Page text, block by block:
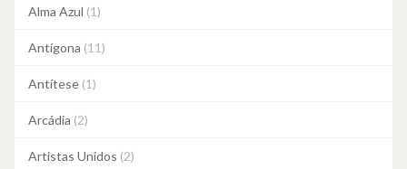
Alma Azul (1)
Antígona (11)
Antítese (1)
Arcádia (2)
Artistas Unidos (2)